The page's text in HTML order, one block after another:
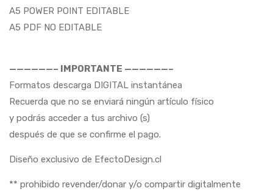
A5 POWER POINT EDITABLE
A5 PDF NO EDITABLE
——————– IMPORTANTE ——————–
Formatos descarga DIGITAL instantánea
Recuerda que no se enviará ningún artículo físico
y podrás acceder a tus archivo (s)
después de que se confirme el pago.
Diseño exclusivo de EfectoDesign.cl
** prohibido revender/donar y/o compartir digitalmente